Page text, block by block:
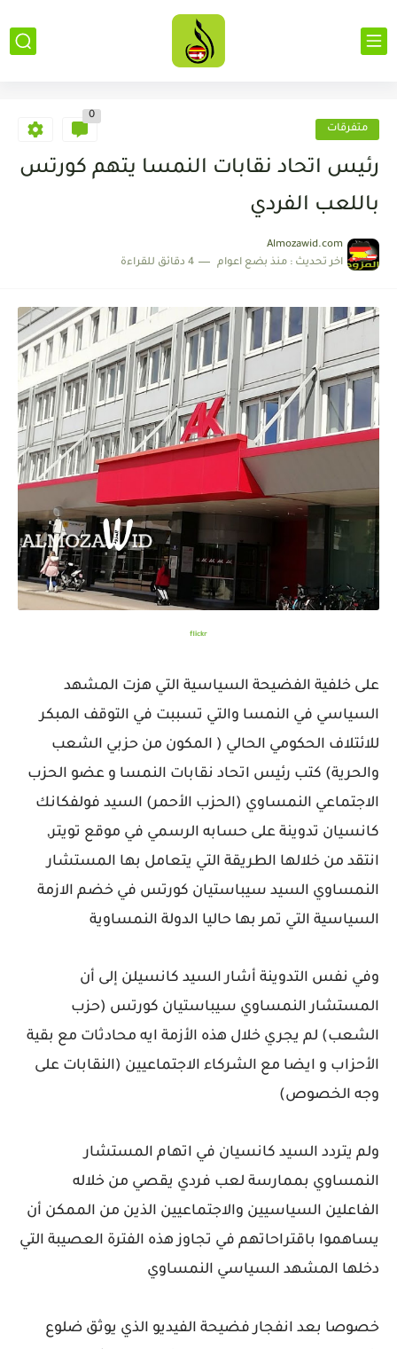
متفرقات
0
رئيس اتحاد نقابات النمسا يتهم كورتس
باللعب الفردي
Almozawid.com
اخر تحديث : منذ بضع اعوام 4 دقائق للقراءة
flickr
على خلفية الفضيحة السياسية التي هزت المشهد
السياسي في النمسا والتي تسببت في التوقف المبكر
للائتلاف الحكومي الحالي ( المكون من حزبي الشعب
والحرية) كتب رئيس اتحاد نقابات النمسا و عضو الحزب
الاجتماعي النمساوي (الحزب الأحمر) السيد فولفكانك
كانسيان تدوينة على حسابه الرسمي في موقع تويتر,
انتقد من خلالها الطريقة التي يتعامل بها المستشار
النمساوي السيد سيباستيان كورتس في خضم الازمة
السياسية التي تمر بها حاليا الدولة النمساوية
وفي نفس التدوينة أشار السيد كانسيلن إلى أن
المستشار النمساوي سيباستيان كورتس (حزب
الشعب) لم يجري خلال هذه الأزمة ايه محادثات مع بقية
الأحزاب و ايضا مع الشركاء الاجتماعيين (النقابات على
وجه الخصوص)
ولم يتردد السيد كانسيان في اتهام المستشار
النمساوي بممارسة لعب فردي يقصي من خلاله
الفاعلين السياسيين والاجتماعيين الذين من الممكن أن
يساهموا باقتراحاتهم في تجاوز هذه الفترة العصيبة التي
دخلها المشهد السياسي النمساوي
خصوصا بعد انفجار فضيحة الفيديو الذي يوثق ضلوع